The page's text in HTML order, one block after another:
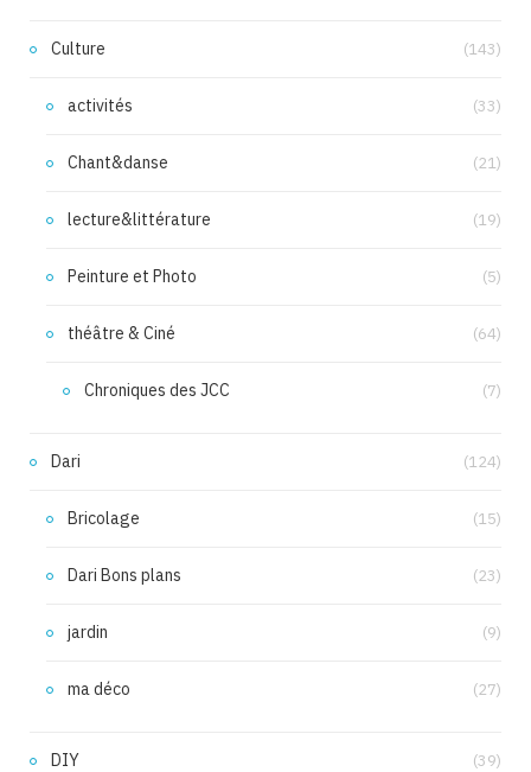
Culture (143)
activités (33)
Chant&danse (21)
lecture&littérature (19)
Peinture et Photo (5)
théâtre & Ciné (64)
Chroniques des JCC (7)
Dari (124)
Bricolage (15)
Dari Bons plans (23)
jardin (9)
ma déco (27)
DIY (39)